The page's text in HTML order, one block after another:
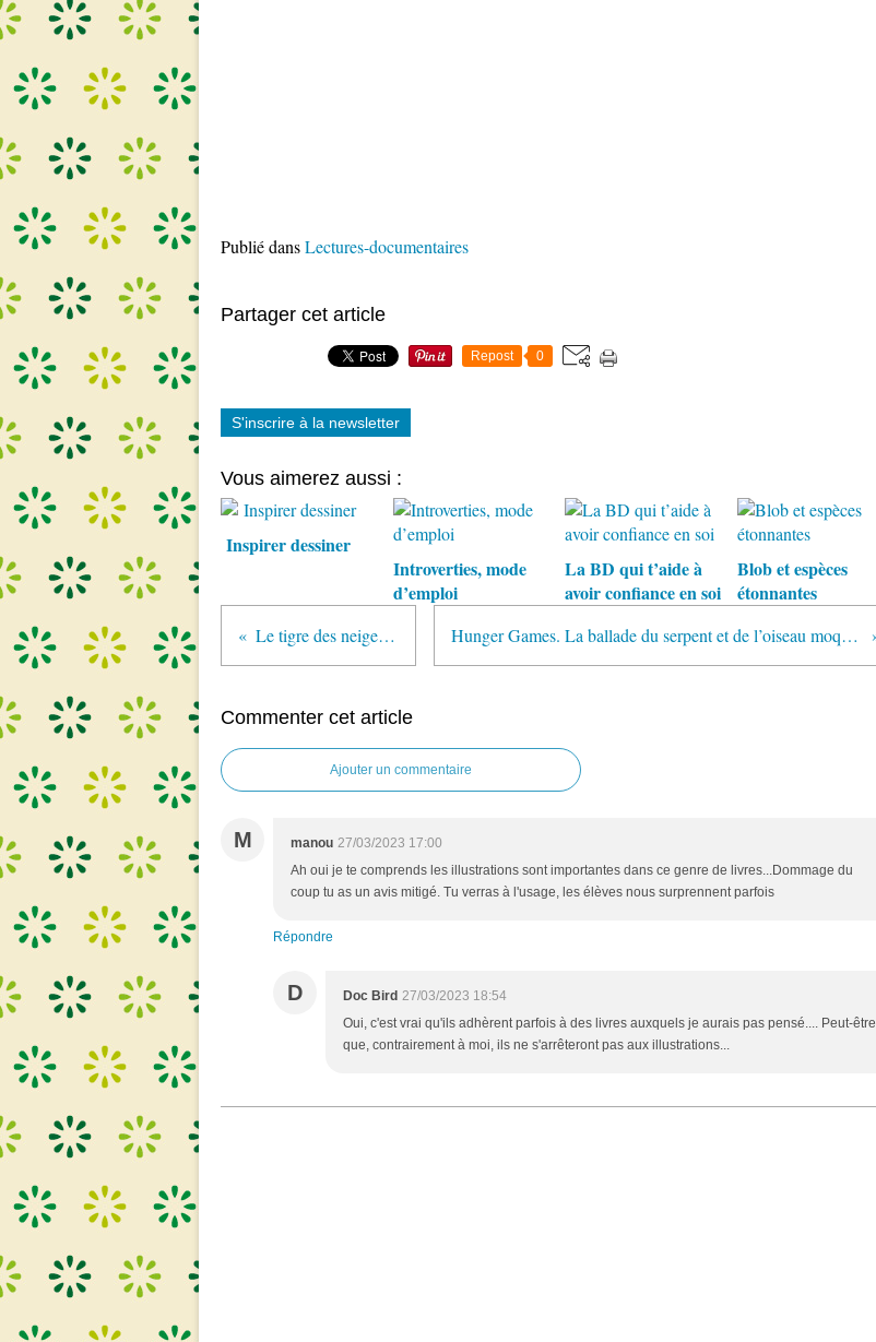
Publié dansLectures-documentaires
Partager cet article
Repost 0
S'inscrire à la newsletter
Vous aimerez aussi :
Inspirer dessiner
Introverties, mode
d’emploi
La BD qui t’aide à
avoir confiance en soi
Blob et espèces
étonnantes
Le tigre des neiges, 5 Hunger Games. La ballade du serpent et de l’oiseau moqueur
Commenter cet article
Ajouter un commentaire
M manou 27/03/2023 17:00
Ah oui je te comprends les illustrations sont importantes dans ce genre de livres...Dommage du
coup tu as un avis mitigé. Tu verras à l'usage, les élèves nous surprennent parfois
Répondre
D Doc Bird 27/03/2023 18:54
Oui, c'est vrai qu'ils adhèrent parfois à des livres auxquels je aurais pas pensé.... Peut-être
que, contrairement à moi, ils ne s'arrêteront pas aux illustrations...